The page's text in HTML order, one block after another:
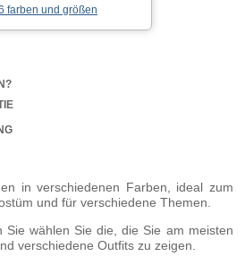
farben und größen
in verschiedenen Farben, ideal zum
und für verschiedene Themen.
Sie wählen Sie die, die Sie am meisten
verschiedene Outfits zu zeigen.